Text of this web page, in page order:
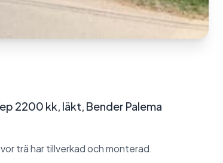
2200 kk, läkt, Bender Palema
trä har tillverkad och monterad.